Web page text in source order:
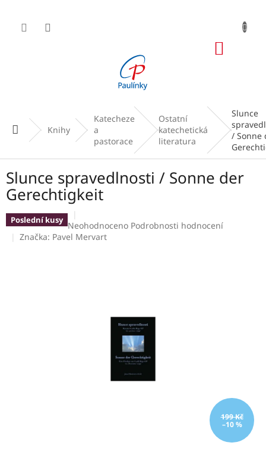
obsah
Domů Knihy
Katecheze
a
pastorace
Ostatní
katechetická
literatura
Slunce
/ Sonne
Slunce spravedlnosti / Sonne der
Gerechtigkeit
Poslední kusy Průměrné
hodnocení
Neohodnoceno Podrobnosti hodnocení
Značka: Pavel Mervart
199 Kč
–10 %